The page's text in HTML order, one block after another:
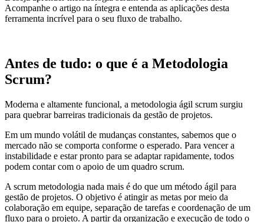
Acompanhe o artigo na íntegra e entenda as aplicações desta
ferramenta incrível para o seu fluxo de trabalho.
Antes de tudo: o que é a Metodologia
Scrum?
Moderna e altamente funcional, a metodologia ágil scrum surgiu
para quebrar barreiras tradicionais da gestão de projetos.
Em um mundo volátil de mudanças constantes, sabemos que o
mercado não se comporta conforme o esperado. Para vencer a
instabilidade e estar pronto para se adaptar rapidamente, todos
podem contar com o apoio de um quadro scrum.
A scrum metodologia nada mais é do que um método ágil para
gestão de projetos. O objetivo é atingir as metas por meio da
colaboração em equipe, separação de tarefas e coordenação de um
fluxo para o projeto. A partir da organização e execução de todo o